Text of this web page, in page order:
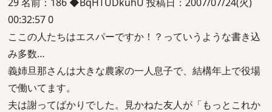
00:32:57 0
ここの人たちはエスパーですか！？っていうような書き込
み多数…
義姉旦那さんは大きな農家の一人息子で、結構年上で役場
で働いてます。
夫は謝ってばかりでした。見かねた友人が「もっとこれか